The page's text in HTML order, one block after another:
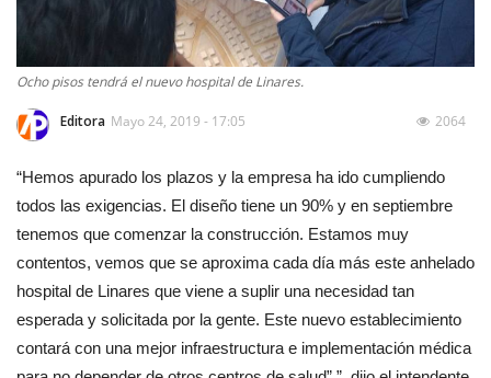
Ocho pisos tendrá el nuevo hospital de Linares.
Editora Mayo 24, 2019 - 17:05 2064
“Hemos apurado los plazos y la empresa ha ido cumpliendo
todos las exigencias. El diseño tiene un 90% y en septiembre
tenemos que comenzar la construcción. Estamos muy
contentos, vemos que se aproxima cada día más este anhelado
hospital de Linares que viene a suplir una necesidad tan
esperada y solicitada por la gente. Este nuevo establecimiento
contará con una mejor infraestructura e implementación médica